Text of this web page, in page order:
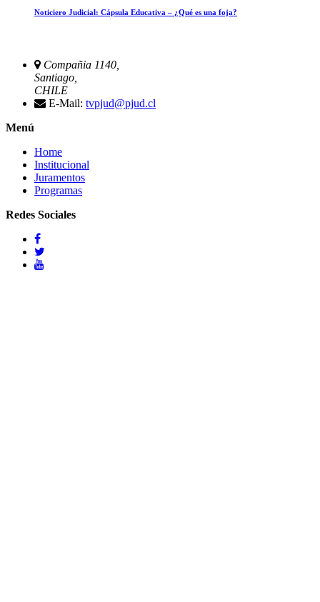
Noticiero Judicial: Cápsula Educativa – ¿Qué es una foja?
Compañia 1140,
Santiago,
CHILE
E-Mail: tvpjud@pjud.cl
Menú
Home
Institucional
Juramentos
Programas
Redes Sociales